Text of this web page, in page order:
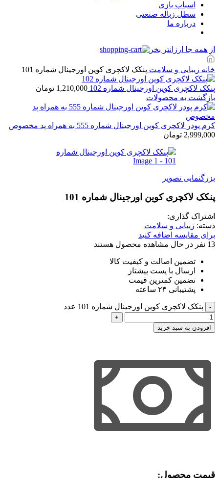
اسباب بازی
سطل زباله صنعتی
درباره ما
از همه جا ارزانتر بخر
خانه زیبایی و سلامت پنکک لاکچری کوین اورجینال شماره 101
پنکک لاکچری کوین اورجینال شماره 102 1,210,000 تومان
بازگشت به محصولات
کرم پودر لاکچری کوین اورجینال شماره 555 به همراه پد مخصوص
2,999,000 تومان
بزرگنمایی تصویر
پنکک لاکچری کوین اورجینال شماره 101
اشتراک گذاری:
دسته: زیبایی و سلامت
برای مقایسه اضافه کنید
13 نفر در حال مشاهده محصول هستند
تضمین اصالت و کیفیت کالا
ارسال با پست پیشتاز
تضمین کمترین قیمت
پشتیبانی ۲۴ ساعته
پنکک لاکچری کوین اورجینال شماره 101 عدد
افزودن به سبد خرید
قیمت محصول:​